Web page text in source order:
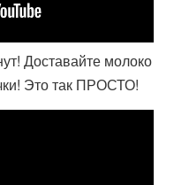
Доставайте молоко
Это так ПРОСТО!